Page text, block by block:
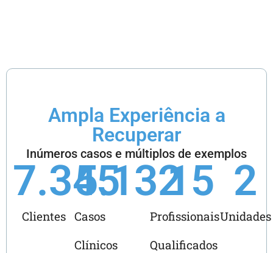
Ampla Experiência a
Recuperar
Inúmeros casos e múltiplos de exemplos
Clientes
7.345
Casos
Clínicos
5.132
Profissionais
Qualificados
15
Unidades
2